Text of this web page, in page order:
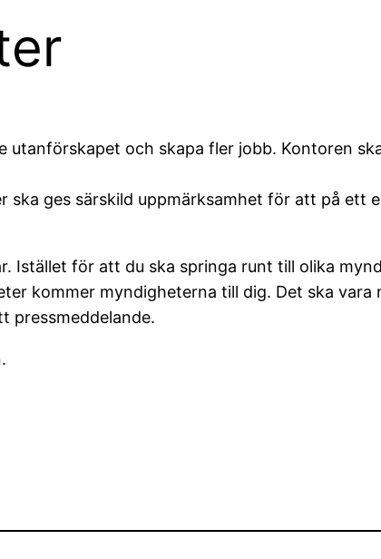
och skapa fler jobb. Kontoren
ska ges särskild uppmärksamhet för att på ett
Istället för att du ska springa runt till olika
kommer myndigheterna till dig. Det ska vara
pressmeddelande.